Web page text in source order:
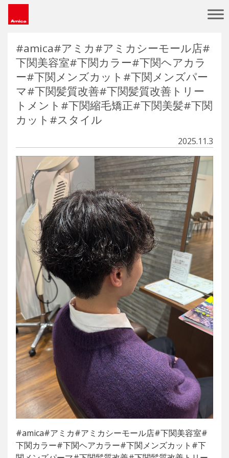
Main Navigation
#amica#アミカ#アミカシーモール店#
下関美容室#下関カラー#下関ヘアカラ
ー#下関メンズカット#下関メンズパー
マ#下関髪質改善#下関髪質改善トリー
トメント#下関縮毛矯正#下関美髪#下関
カット#スタイル
2025.11.3
#amica#アミカ#アミカシーモール店#下関美容室#
下関カラー#下関ヘアカラー#下関メンズカット#下